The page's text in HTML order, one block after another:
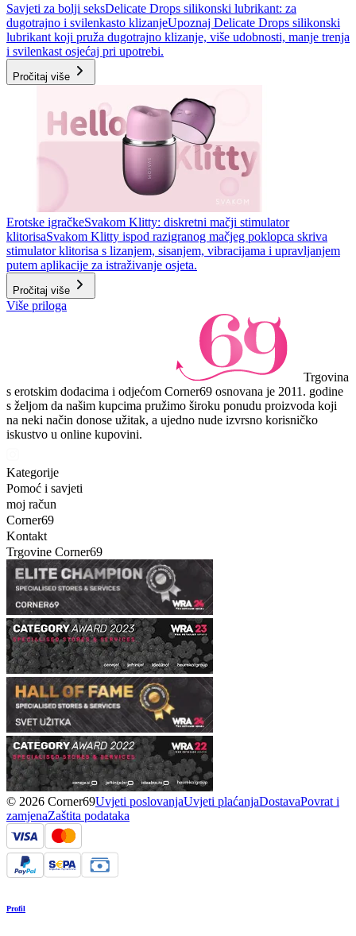
Savjeti za bolji seksDelicate Drops silikonski lubrikant: za
dugotrajno i svilenkasto klizanjeUpoznaj Delicate Drops silikonski
lubrikant koji pruža dugotrajno klizanje, više udobnosti, manje trenja
i svilenkast osjećaj pri upotrebi.
Pročitaj više
Erotske igračkeSvakom Klitty: diskretni mačji stimulator
klitorisaSvakom Klitty ispod razigranog mačjeg poklopca skriva
stimulator klitorisa s lizanjem, sisanjem, vibracijama i upravljanjem
putem aplikacije za istraživanje osjeta.
Pročitaj više
Više priloga
Trgovina
s erotskim dodacima i odjećom Corner69 osnovana je 2011. godine
s željom da našim kupcima pružimo široku ponudu proizvoda koji
na neki način donose užitak, a ujedno nude izvrsno korisničko
iskustvo u online kupovini.
Kategorije
Pomoć i savjeti
moj račun
Corner69
Kontakt
Trgovine Corner69
© 2026 Corner69Uvjeti poslovanjaUvjeti plaćanjaDostavaPovrat i
zamjenaZaštita podataka
Profil